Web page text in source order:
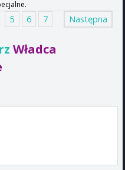
5 6 7 Następna
Władca